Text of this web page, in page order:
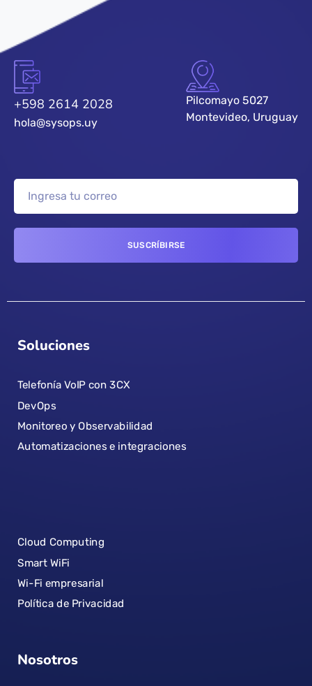
+598 2614 2028
hola@sysops.uy
Pilcomayo 5027
Montevideo, Uruguay
Soluciones
Telefonía VoIP con 3CX
DevOps
Monitoreo y Observabilidad
Automatizaciones e integraciones
Cloud Computing
Smart WiFi
Wi-Fi empresarial
Política de Privacidad
Nosotros